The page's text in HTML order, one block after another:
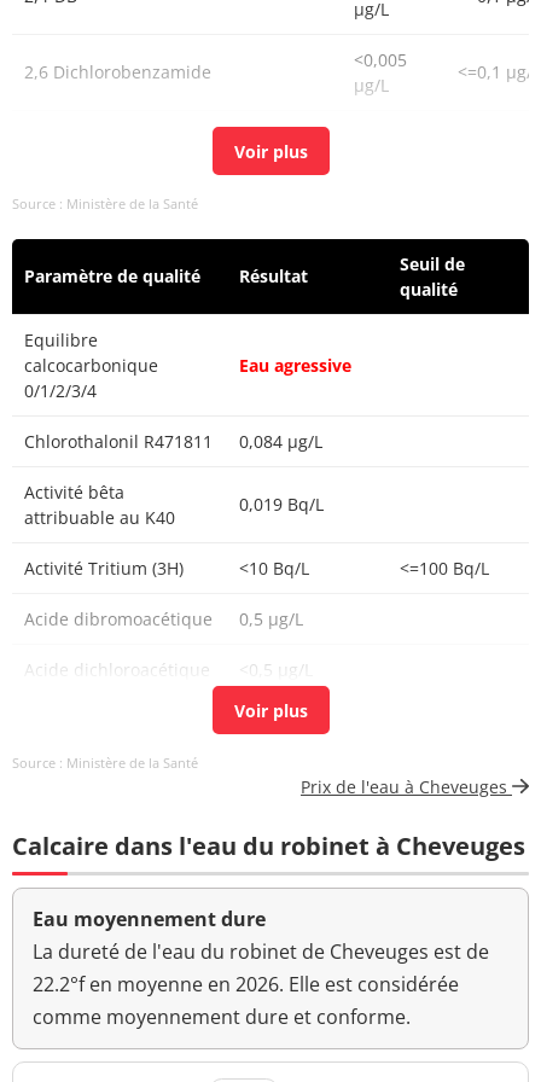
µg/L
2,6 Dichlorobenzamide
<0,005
µg/L
<=0,1 µg/L
µg/L
<0,005
µg/L
Acrylamide
Atrazine déisopropyl-2-hydroxy
Atrazine déséthyl
Atrazine déséthyl déisopropyl
Atrazine-déisopropyl
Alachlore
<0,005
<=0,1 µg/L
Amidosulfuron
<0,005
<=0,1 µg/L
<0,050
µg/L
Source : Ministère de la Santé
Paramètre de qualité Résultat
Seuil de
qualité
Equilibre
calcocarbonique
0/1/2/3/4
Eau agressive
Chlorothalonil R471811 0,084 µg/L
Activité bêta
attribuable au K40
0,019 Bq/L
Activité Tritium (3H) <10 Bq/L <=100 Bq/L
Acide dibromoacétique 0,5 µg/L
Acide dichloroacétique <0,5 µg/L
<10 µg/L
Acide bromoacétique
monochloroacétique
<1,0 µg/L
Aspect (qualitatif) Aspect normal
Acide trichloroacétique
Baryum 0,05 mg/L <=0,7 mg/L
Source : Ministère de la Santé
Prix de l'eau à Cheveuges
Calcaire dans l'eau du robinet à Cheveuges
Eau moyennement dure
La dureté de l'eau du robinet de Cheveuges est de
22.2°f en moyenne en 2026. Elle est considérée
comme moyennement dure et conforme.